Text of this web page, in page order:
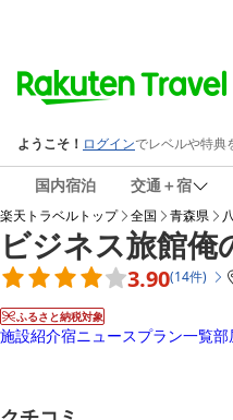
国内宿泊 交通＋宿
楽天トラベルトップ 全国 青森県
ビジネス旅館
3.90(14件)
ふるさと納税対象
施設紹介宿ニュースプラン一覧部